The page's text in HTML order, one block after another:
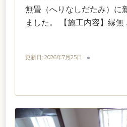
無畳（へりなしだたみ）に
ました。 【施工内容】縁無
更新日: 2026年7月25日